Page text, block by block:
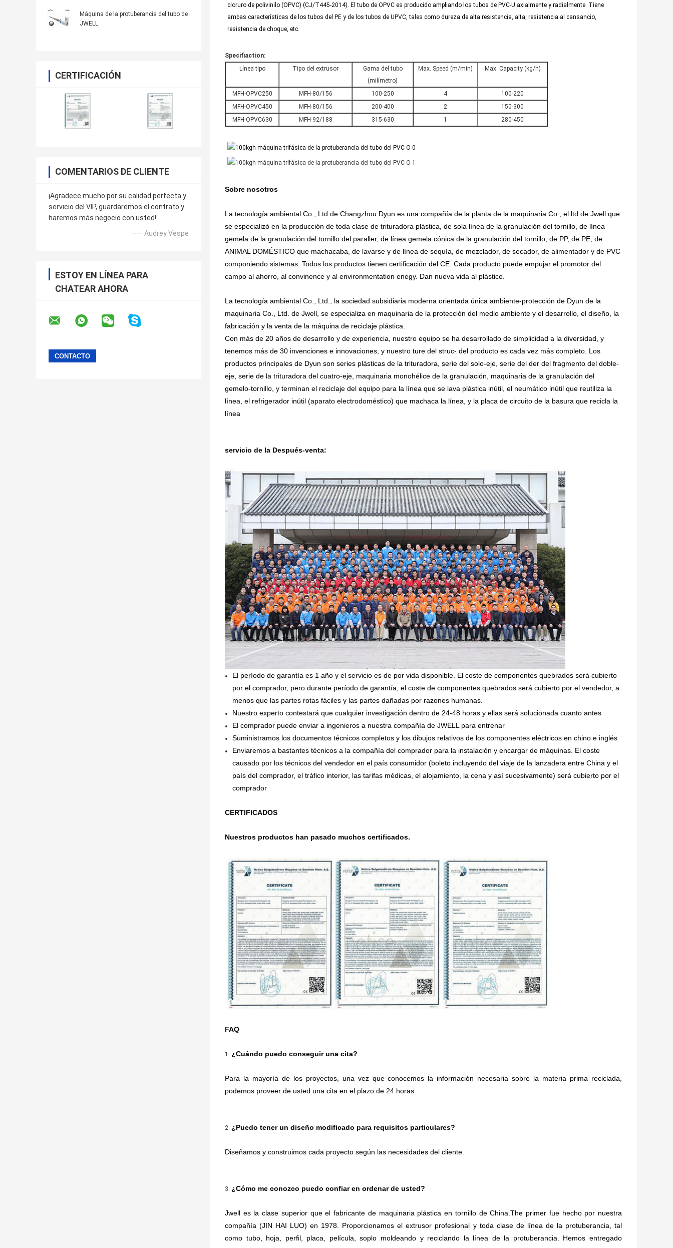
Máquina de la protuberancia del tubo de
JWELL
CERTIFICACIÓN
COMENTARIOS DE CLIENTE
¡Agradece mucho por su calidad perfecta y
servicio del VIP, guardaremos el contrato y
haremos más negocio con usted!
—— Audrey Vespe
ESTOY EN LÍNEA PARA
CHATEAR AHORA
cloruro de polivinilo (OPVC) (CJ/T445-2014). El tubo de OPVC es producido ampliando los tubos de PVC-U axialmente y radialmente. Tiene
ambas características de los tubos del PE y de los tubos de UPVC, tales como dureza de alta resistencia, alta, resistencia al cansancio,
resistencia de choque, etc.
Specifiaction:
Línea tipo
Tipo del extrusor
Gama del tubo
(milímetro)
Max. Speed (m/min) Max. Capacity (kg/h)
MFH-OPVC250 MFH-80/156 100-250 4
100-220
MFH-OPVC450
MFH-80/156 200-400 2
150-300
MFH-OPVC630
MFH-92/188 315-630 1 280-450
Sobre nosotros
La tecnología ambiental Co., Ltd de Changzhou Dyun es una compañía de la planta de la maquinaria Co., el ltd de Jwell que
se especializó en la producción de toda clase de trituradora plástica, de sola línea de la granulación del tornillo, de línea
gemela de la granulación del tornillo del paraller, de línea gemela cónica de la granulación del tornillo, de PP, de PE, de
ANIMAL DOMÉSTICO que machacaba, de lavarse y de línea de sequía, de mezclador, de secador, de alimentador y de PVC
componiendo sistemas. Todos los productos tienen certificación del CE. Cada producto puede empujar el promotor del
campo al ahorro, al convinence y al environmentation enegy. Dan nueva vida al plástico.
La tecnología ambiental Co., Ltd., la sociedad subsidiaria moderna orientada única ambiente-protección de Dyun de la
maquinaria Co., Ltd. de Jwell, se especializa en maquinaria de la protección del medio ambiente y el desarrollo, el diseño, la
fabricación y la venta de la máquina de reciclaje plástica.
Con más de 20 años de desarrollo y de experiencia, nuestro equipo se ha desarrollado de simplicidad a la diversidad, y
tenemos más de 30 invenciones e innovaciones, y nuestro ture del struc- del producto es cada vez más completo. Los
productos principales de Dyun son series plásticas de la trituradora, serie del solo-eje, serie del der del fragmento del doble-
eje, serie de la trituradora del cuatro-eje, maquinaria monohélice de la granulación, maquinaria de la granulación del
gemelo-tornillo, y terminan el reciclaje del equipo para la línea que se lava plástica inútil, el neumático inútil que reutiliza la
línea, el refrigerador inútil (aparato electrodoméstico) que machaca la línea, y la placa de circuito de la basura que recicla la
línea
servicio de la Después-venta:
El período de garantía es 1 año y el servicio es de por vida disponible. El coste de componentes quebrados será cubierto
por el comprador, pero durante período de garantía, el coste de componentes quebrados será cubierto por el vendedor, a
menos que las partes rotas fáciles y las partes dañadas por razones humanas.
Nuestro experto contestará que cualquier investigación dentro de 24-48 horas y ellas será solucionada cuanto antes
El comprador puede enviar a ingenieros a nuestra compañía de JWELL para entrenar
Suministramos los documentos técnicos completos y los dibujos relativos de los componentes eléctricos en chino e inglés
Enviaremos a bastantes técnicos a la compañía del comprador para la instalación y encargar de máquinas. El coste
causado por los técnicos del vendedor en el país consumidor (boleto incluyendo del viaje de la lanzadera entre China y el
país del comprador, el tráfico interior, las tarifas médicas, el alojamiento, la cena y así sucesivamente) será cubierto por el
comprador
CERTIFICADOS
Nuestros productos han pasado muchos certificados.
FAQ
1. ¿Cuándo puedo conseguir una cita?
Para la mayoría de los proyectos, una vez que conocemos la información necesaria sobre la materia prima reciclada,
podemos proveer de usted una cita en el plazo de 24 horas.
2. ¿Puedo tener un diseño modificado para requisitos particulares?
Diseñamos y construimos cada proyecto según las necesidades del cliente.
3. ¿Cómo me conozco puedo confiar en ordenar de usted?
Jwell es la clase superior que el fabricante de maquinaria plástica en tornillo de China.The primer fue hecho por nuestra
compañía (JIN HAI LUO) en 1978. Proporcionamos el extrusor profesional y toda clase de línea de la protuberancia, tal
como tubo, hoja, perfil, placa, película, soplo moldeando y reciclando la línea de la protuberancia. Hemos entregado